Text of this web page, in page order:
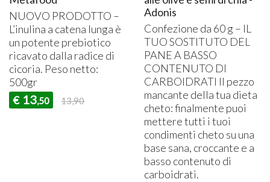
NUOVO PRODOTTO –
L’inulina a catena lunga è
un potente prebiotico
ricavato dalla radice di
cicoria. Peso netto:
500gr
€ 13,50 13,90
Adonis
Confezione da 60 g – IL
TUOSOSTITUTO DEL
PANEA BASSO
CONTENUTO DI
CARBOIDRATI Il pezzo
mancante della tua dieta
cheto: finalmente puoi
mettere tutti i tuoi
condimenti cheto su una
base sana, croccante e a
basso contenuto di
carboidrati.